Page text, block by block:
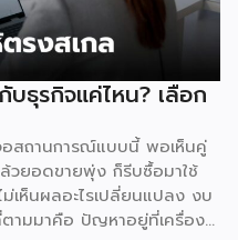
ทั้งภาคทฤษฎีและปฏิบัติก่อน
มารถควบคุมคุณภาพของ
ฐานได้อย่างง่ายดาย เหตุผล
ละมีฐานลูกค้าที่แข็งแกร่งอยู่
ด้ครอบครองแบรนด์ที่เป็นที่
อมอุดหนุนตั้งแต่วันแรกที่
ด์ยังทำการตลาด
นด์อย่างต่อเนื่อง ซึ่งช่วยให้
ลาดและสร้างความเชื่อมั่น
การที่สามคือ การมีที่ปรึกษา
ธุรกิจแค่ไหน? เลือก
อสถานการณ์แบบนี้ พอเห็นคู่
วยอดขายพุ่ง ก็รีบซื้อมาใช้
เห็นผลอะไรเปลี่ยนแปลง งบ
ามมาคือ ปัญหาอยู่ที่เครื่อง